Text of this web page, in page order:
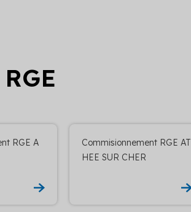
RGE A
Commisionnement RGE AT
HEE SUR CHER